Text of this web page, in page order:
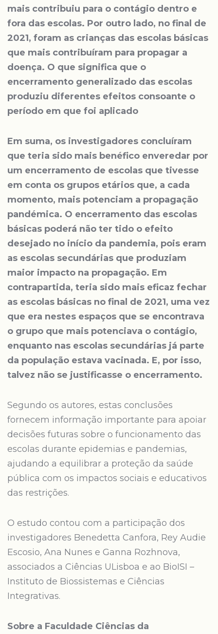
mais contribuiu para o contágio dentro e
fora das escolas. Por outro lado, no final de
2021, foram as crianças das escolas básicas
que mais contribuíram para propagar a
doença. O que significa que o
encerramento generalizado das escolas
produziu diferentes efeitos consoante o
período em que foi aplicado
Em suma, os investigadores concluíram
que teria sido mais benéfico enveredar por
um encerramento de escolas que tivesse
em conta os grupos etários que, a cada
momento, mais potenciam a propagação
pandémica. O encerramento das escolas
básicas poderá não ter tido o efeito
desejado no início da pandemia, pois eram
as escolas secundárias que produziam
maior impacto na propagação. Em
contrapartida, teria sido mais eficaz fechar
as escolas básicas no final de 2021, uma vez
que era nestes espaços que se encontrava
o grupo que mais potenciava o contágio,
enquanto nas escolas secundárias já parte
da população estava vacinada. E, por isso,
talvez não se justificasse o encerramento.
Segundo os autores, estas conclusões
fornecem informação importante para apoiar
decisões futuras sobre o funcionamento das
escolas durante epidemias e pandemias,
ajudando a equilibrar a proteção da saúde
pública com os impactos sociais e educativos
das restrições.
O estudo contou com a participação dos
investigadores Benedetta Canfora, Rey Audie
Escosio, Ana Nunes e Ganna Rozhnova,
associados a Ciências ULisboa e ao BioISI –
Instituto de Biossistemas e Ciências
Integrativas.
Sobre a Faculdade Ciências da